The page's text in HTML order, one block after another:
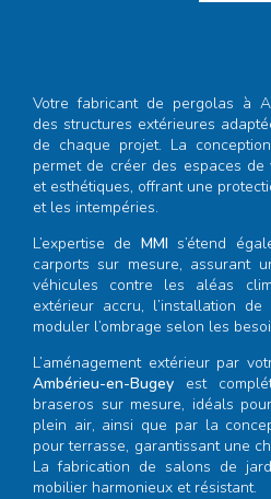
Votre fabricant de pergolas à
des structures extérieures
de chaque projet. La
permet de créer des espaces
et esthétiques, offrant une
et les intempéries.
L’expertise de MMIs’étend
carports sur mesure, assurant
véhicules contre les aléas
extérieur accru, l’installation
moduler l’ombrage selon les
L’aménagement extérieur par
Ambérieu-en-Bugey est
braseros sur mesure, idéals
plein air, ainsi que par la
pour terrasse, garantissant une
La fabrication de salons de
mobilier harmonieux et résistant.